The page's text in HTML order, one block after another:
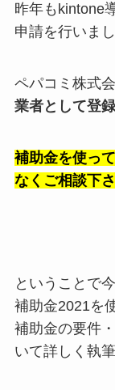
昨年もkintone
申請を行いまし
ペパコミ株式
業者として登
補助金を使っ
なくご相談下さ
ということで
補助金2021を
補助金の要件
いて詳しく執